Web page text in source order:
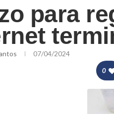
para
07/04/2024
0